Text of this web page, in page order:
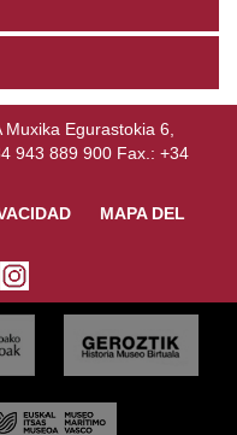
Egurastokia 6,
943 889 900 Fax.: +34
MAPA DEL